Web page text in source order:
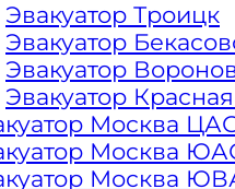
в
Эвакуатор Троицк
Эвакуатор
Эвакуатор
Эвакуатор
Москва
Москва
Москва